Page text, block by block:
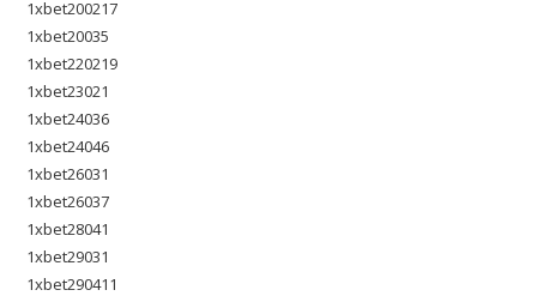
1xbet200217
1xbet20035
1xbet220219
1xbet23021
1xbet24036
1xbet24046
1xbet26031
1xbet26037
1xbet28041
1xbet29031
1xbet290411